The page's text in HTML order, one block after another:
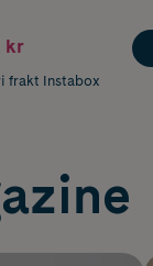
kr
frakt Instabox